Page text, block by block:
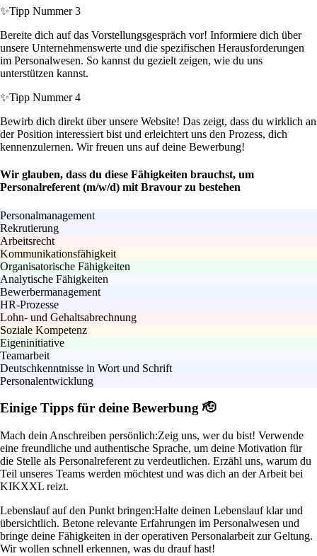
✨Tipp Nummer 3
Bereite dich auf das Vorstellungsgespräch vor! Informiere dich über
unsere Unternehmenswerte und die spezifischen Herausforderungen
im Personalwesen. So kannst du gezielt zeigen, wie du uns
unterstützen kannst.
✨Tipp Nummer 4
Bewirb dich direkt über unsere Website! Das zeigt, dass du wirklich an
der Position interessiert bist und erleichtert uns den Prozess, dich
kennenzulernen. Wir freuen uns auf deine Bewerbung!
Wir glauben, dass du diese Fähigkeiten brauchst, um
Personalreferent (m/w/d) mit Bravour zu bestehen
Personalmanagement
Rekrutierung
Arbeitsrecht
Kommunikationsfähigkeit
Organisatorische Fähigkeiten
Analytische Fähigkeiten
Bewerbermanagement
HR-Prozesse
Lohn- und Gehaltsabrechnung
Soziale Kompetenz
Eigeninitiative
Teamarbeit
Deutschkenntnisse in Wort und Schrift
Personalentwicklung
Einige Tipps für deine Bewerbung 🫡
Mach dein Anschreiben persönlich:Zeig uns, wer du bist! Verwende
eine freundliche und authentische Sprache, um deine Motivation für
die Stelle als Personalreferent zu verdeutlichen. Erzähl uns, warum du
Teil unseres Teams werden möchtest und was dich an der Arbeit bei
KIKXXL reizt.
Lebenslauf auf den Punkt bringen:Halte deinen Lebenslauf klar und
übersichtlich. Betone relevante Erfahrungen im Personalwesen und
bringe deine Fähigkeiten in der operativen Personalarbeit zur Geltung.
Wir wollen schnell erkennen, was du drauf hast!